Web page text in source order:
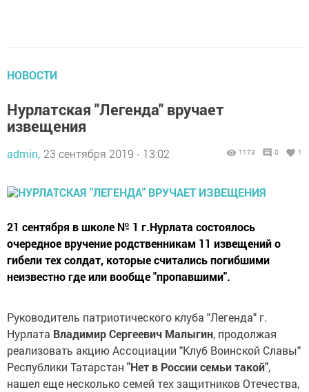
НОВОСТИ
Нурлатская "Легенда" вручает
извещения
admin, 23 сентября 2019 - 13:02 1173 0 1
21 сентября в школе № 1 г.Нурлата состоялось
очередное вручение родственникам 11 извещений о
гибели тех солдат, которые считались погибшими
неизвестно где или вообще "пропавшими".
Руководитель патриотического клуба "Легенда" г.
Нурлата Владимир Сергеевич Малыгин, продолжая
реализовать акцию Ассоциации "Клуб Воинской Славы"
Республики Татарстан "Нет в России семьи такой",
нашел еще несколько семей тех защитников Отечества,